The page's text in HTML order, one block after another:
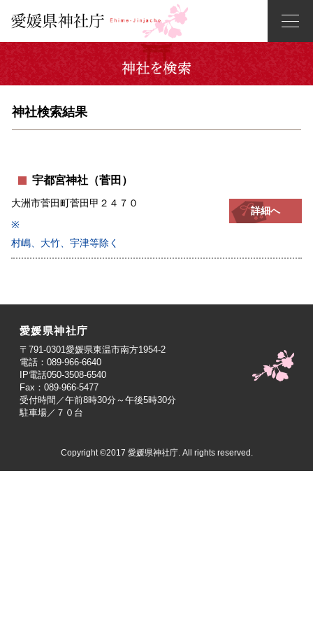
神社検索結果
宇都宮神社（菅田）
大洲市菅田町菅田甲２４７０
詳細へ
※
村嶋、大竹、宇津等除く
愛媛県神社庁
〒791-0301愛媛県東温市南方1954-2
電話：089-966-6640
IP電話050-3508-6540
Fax：089-966-5477
受付時間／午前8時30分～午後5時30分
駐車場／７０台
Copyright ©2017 愛媛県神社庁. All rights reserved.